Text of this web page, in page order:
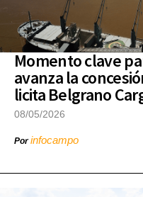
Momento clave
avanza la
licita Belgrano
08/05/2026
Porinfocampo